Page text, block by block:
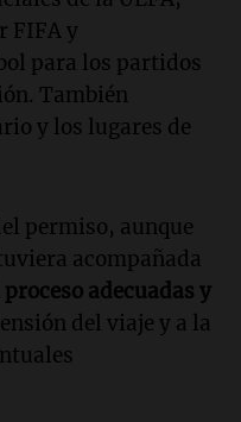
FIFA y
para los partidos
También
y los lugares de
permiso, aunque
acompañada
adecuadas y
del viaje y a la